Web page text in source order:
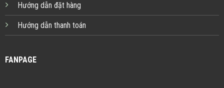
Hướng dẫn đặt hàng
Hướng dẫn thanh toán
FANPAGE